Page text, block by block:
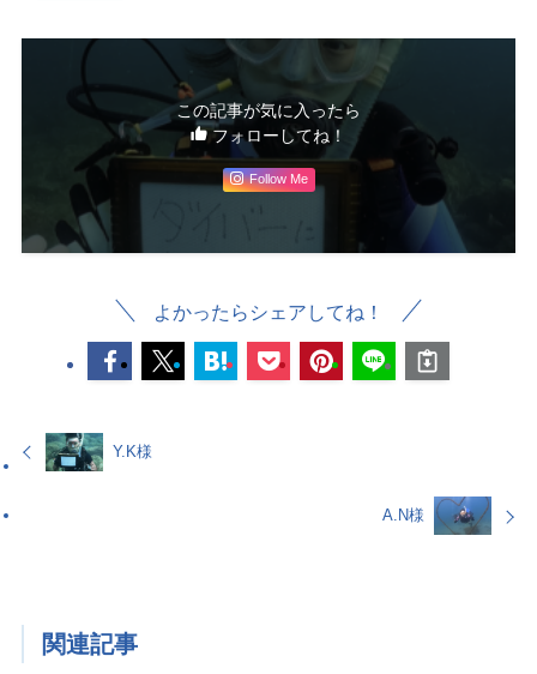
この記事が気に入ったら
フォローしてね！
Follow Me
よかったらシェアしてね！
Y.K様
A.N様
関連記事